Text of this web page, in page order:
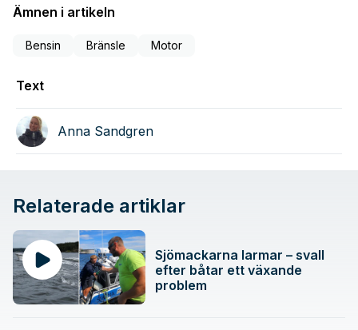
Ämnen i artikeln
Bensin Bränsle Motor
Text
Anna Sandgren
Relaterade artiklar
Sjömackarna larmar – svall
efter båtar ett växande
problem